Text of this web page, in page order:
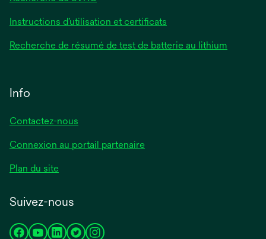
Instructions d’utilisation et certificats
Recherche de résumé de test de batterie au lithium
Info
Contactez-nous
Connexion au portail partenaire
Plan du site
Suivez-nous